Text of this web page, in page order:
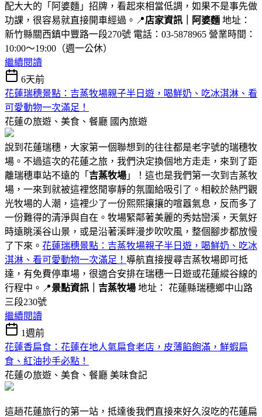
配大大的「阿婆麵」招牌，看起來相當低調，如果不是事先做
功課，很容易就直接開車經過。📍店家資訊｜阿婆麵 地址：
新竹縣關西鎮中豐路一段270號 電話：03-5878965 營業時間：
10:00～19:00（週一公休）
繼續閱讀
6天前
花蓮瑞穗景點：吉蒸牧場親子半日遊，喝鮮奶、吃冰淇淋、看
可愛動物一次滿足！
花蓮の旅遊、美食、餐廳 國內旅遊
說到花蓮瑞穗，大家第一個聯想到的往往都是老字號的瑞穗牧
場。不過這次的花蓮之旅，我們決定換個地方走走，來到了距
離瑞穗車站不遠的「 吉蒸牧場 」！這也是我們第一次到吉蒸牧
場，一來到就被這裡悠閒寧靜的氛圍給吸引了。相較於熱門觀
光牧場的人潮，這裡少了一份熙熙攘攘的喧囂氣息，反而多了
一份難得的清淨與自在。牧場緊鄰著美麗的秀姑巒溪，天氣好
時遠眺溪谷山景，或是沿著溪畔漫步吹吹風，整個腳步都放慢
了下來。 花蓮瑞穗景點：吉蒸牧場親子半日遊，喝鮮奶、吃冰
淇淋、看可愛動物一次滿足！ 導航直接搜尋吉蒸牧場即可抵
達，有免費停車場，很適合安排在瑞穗一日遊或花蓮縱谷線的
行程中。📍景點資訊｜吉蒸牧場 地址： 花蓮縣瑞穗鄉中山路
三段230號
繼續閱讀
1週前
花蓮香扁食：花蓮在地人氣扁食老店，皮薄餡飽滿，鮮蝦扁
食、紅油抄手必點！
花蓮の旅遊、美食、餐廳 美味食記
這趟花蓮旅行的第一站，抵達後我們直接來好久沒吃的花蓮扁